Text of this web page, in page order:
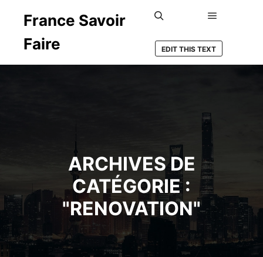
France Savoir
Faire
EDIT THIS TEXT
ARCHIVES DE
CATÉGORIE :
"RENOVATION"